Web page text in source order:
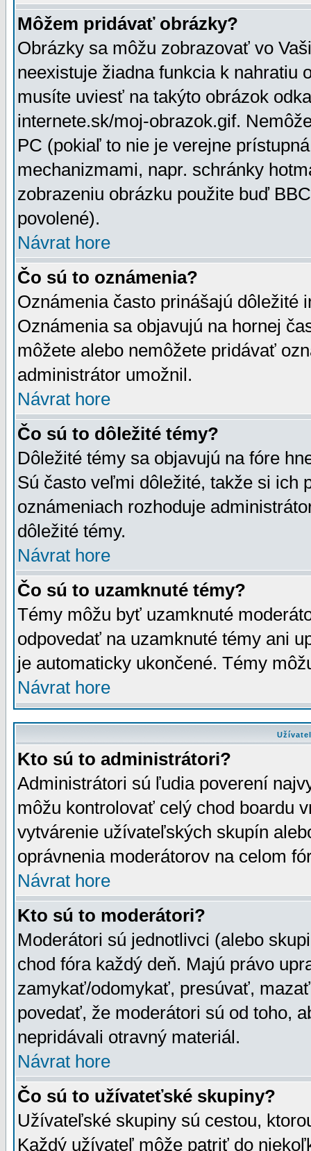
Môžem pridávať obrázky?
Obrázky sa môžu zobrazovať vo
neexistuje žiadna funkcia k nahratiu
musíte uviesť na takýto obrázok
internete.sk/moj-obrazok.gif.
PC (pokiaľ to nie je verejne
mechanizmami, napr. schránky
zobrazeniu obrázku použite buď
povolené).
Návrat hore
Čo sú to oznámenia?
Oznámenia často prinášajú dôležité
Oznámenia sa objavujú na hornej
môžete alebo nemôžete pridávať
administrátor umožnil.
Návrat hore
Čo sú to dôležité témy?
Dôležité témy sa objavujú na fóre
Sú často veľmi dôležité, takže si ich
oznámeniach rozhoduje
dôležité témy.
Návrat hore
Čo sú to uzamknuté témy?
Témy môžu byť uzamknuté
odpovedať na uzamknuté témy ani
je automaticky ukončené. Témy
Návrat hore
Kto sú to administrátori?
Administrátori sú ľudia poverení
môžu kontrolovať celý chod boardu
vytvárenie užívateľských skupín
oprávnenia moderátorov na celom
Návrat hore
Kto sú to moderátori?
Moderátori sú jednotlivci (alebo
chod fóra každý deň. Majú právo
zamykať/odomykať, presúvať,
povedať, že moderátori sú od toho,
nepridávali otravný materiál.
Návrat hore
Čo sú to užívateťské skupiny?
Užívateľské skupiny sú cestou,
Každý užívateľ môže patriť do